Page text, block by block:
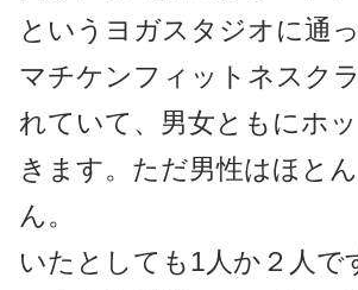
というヨガスタジオに通
マチケンフィットネスク
れていて、男女ともにホ
きます。ただ男性はほと
ん。
いたとしても1人か２人で